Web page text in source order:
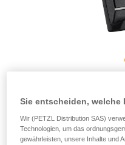
Selbstklebendes
einer ARIA-Stirnlampe an
Sie entscheiden, welche
Wir (PETZL Distribution SAS)
Technologien, um das
gewährleisten, unsere Inhalte und